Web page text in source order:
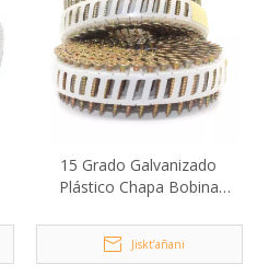
15 Grado Galvanizado
Plástico Chapa Bobina
Jiskt’añani